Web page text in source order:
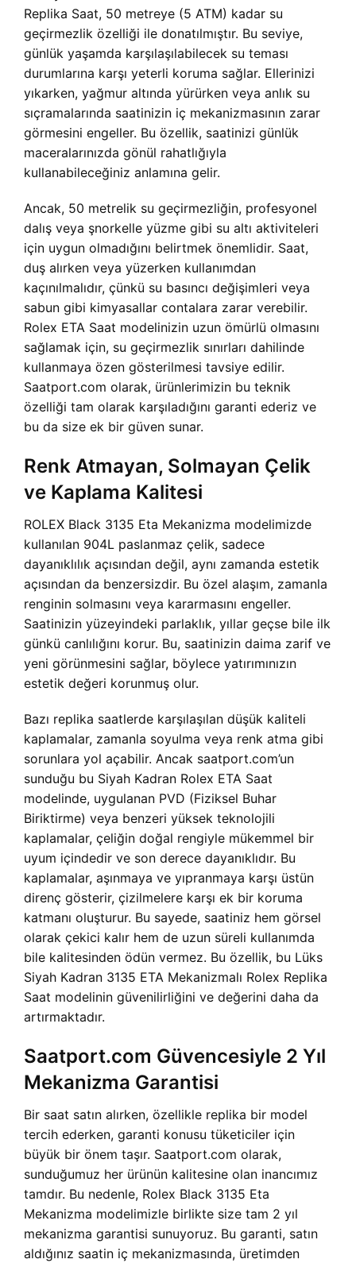
Replika Saat, 50 metreye (5 ATM) kadar su
geçirmezlik özelliği ile donatılmıştır. Bu seviye,
günlük yaşamda karşılaşılabilecek su teması
durumlarına karşı yeterli koruma sağlar. Ellerinizi
yıkarken, yağmur altında yürürken veya anlık su
sıçramalarında saatinizin iç mekanizmasının zarar
görmesini engeller. Bu özellik, saatinizi günlük
maceralarınızda gönül rahatlığıyla
kullanabileceğiniz anlamına gelir.
Ancak, 50 metrelik su geçirmezliğin, profesyonel
dalış veya şnorkelle yüzme gibi su altı aktiviteleri
için uygun olmadığını belirtmek önemlidir. Saat,
duş alırken veya yüzerken kullanımdan
kaçınılmalıdır, çünkü su basıncı değişimleri veya
sabun gibi kimyasallar contalara zarar verebilir.
Rolex ETA Saat modelinizin uzun ömürlü olmasını
sağlamak için, su geçirmezlik sınırları dahilinde
kullanmaya özen gösterilmesi tavsiye edilir.
Saatport.com olarak, ürünlerimizin bu teknik
özelliği tam olarak karşıladığını garanti ederiz ve
bu da size ek bir güven sunar.
Renk Atmayan, Solmayan Çelik
ve Kaplama Kalitesi
ROLEX Black 3135 Eta Mekanizma modelimizde
kullanılan 904L paslanmaz çelik, sadece
dayanıklılık açısından değil, aynı zamanda estetik
açısından da benzersizdir. Bu özel alaşım, zamanla
renginin solmasını veya kararmasını engeller.
Saatinizin yüzeyindeki parlaklık, yıllar geçse bile ilk
günkü canlılığını korur. Bu, saatinizin daima zarif ve
yeni görünmesini sağlar, böylece yatırımınızın
estetik değeri korunmuş olur.
Bazı replika saatlerde karşılaşılan düşük kaliteli
kaplamalar, zamanla soyulma veya renk atma gibi
sorunlara yol açabilir. Ancak saatport.com’un
sunduğu bu Siyah Kadran Rolex ETA Saat
modelinde, uygulanan PVD (Fiziksel Buhar
Biriktirme) veya benzeri yüksek teknolojili
kaplamalar, çeliğin doğal rengiyle mükemmel bir
uyum içindedir ve son derece dayanıklıdır. Bu
kaplamalar, aşınmaya ve yıpranmaya karşı üstün
direnç gösterir, çizilmelere karşı ek bir koruma
katmanı oluşturur. Bu sayede, saatiniz hem görsel
olarak çekici kalır hem de uzun süreli kullanımda
bile kalitesinden ödün vermez. Bu özellik, bu Lüks
Siyah Kadran 3135 ETA Mekanizmalı Rolex Replika
Saat modelinin güvenilirliğini ve değerini daha da
artırmaktadır.
Saatport.com Güvencesiyle 2 Yıl
Mekanizma Garantisi
Bir saat satın alırken, özellikle replika bir model
tercih ederken, garanti konusu tüketiciler için
büyük bir önem taşır. Saatport.com olarak,
sunduğumuz her ürünün kalitesine olan inancımız
tamdır. Bu nedenle, Rolex Black 3135 Eta
Mekanizma modelimizle birlikte size tam 2 yıl
mekanizma garantisi sunuyoruz. Bu garanti, satın
aldığınız saatin iç mekanizmasında, üretimden